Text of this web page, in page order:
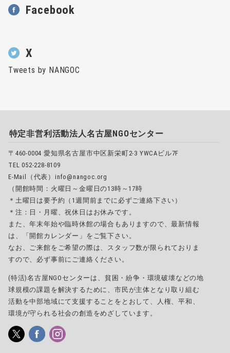
Facebook
X
Tweets by NANGOC
特定非営利活動法人名古屋NGOセンター
〒460-0004 愛知県名古屋市中区新栄町2-3 YWCAビル7F
TEL 052-228-8109
E-Mail（代表）info@nangoc.org
（開館時間：火曜日～金曜日の13時～17時
＊土曜日は要予約（1週間前までに必ずご連絡下さい）
＊注：日・月曜、祝休日はお休みです。
また、年末年始や臨時休館の場合もありますので、最新情報
は、「開館カレンダー」をご覧下さい。
なお、ご来館をご希望の際は、スタッフ数が限られておりま
すので、必ず事前にご連絡ください。
(特活)名古屋NGOセンターは、貧困・紛争・環境破壊などの地
球規模の課題を解決するために、市民が主体となり取り組む
活動を中部地域にて支援することをとおして、人権、平和、
環境が守られる社会の創造をめざしています。